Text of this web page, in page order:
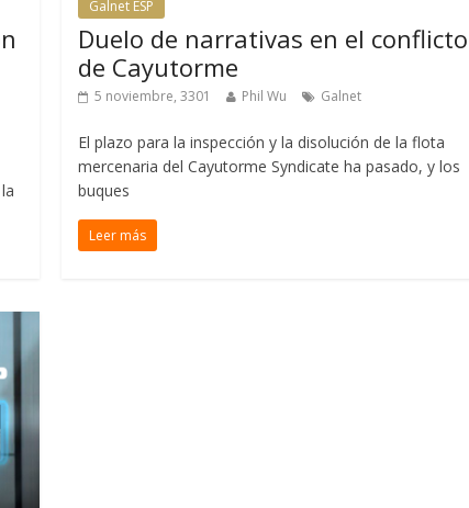
Galnet ESP
Duelo de narrativas en el conflicto
de Cayutorme
5 noviembre, 3301 Phil Wu Galnet
El plazo para la inspección y la disolución de la flota
mercenaria del Cayutorme Syndicate ha pasado, y los
buques
Leer más